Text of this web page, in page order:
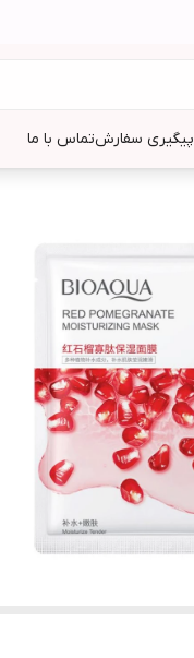
پیگیری سفارشتماس با ما